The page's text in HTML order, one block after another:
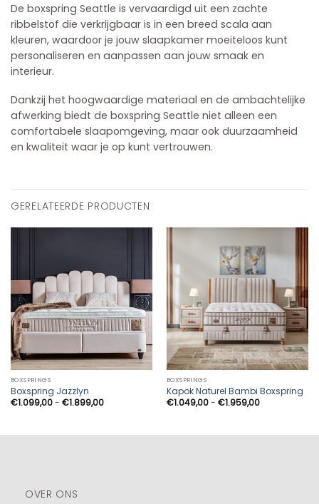
De boxspring Seattle is vervaardigd uit een zachte
ribbelstof die verkrijgbaar is in een breed scala aan
kleuren, waardoor je jouw slaapkamer moeiteloos kunt
personaliseren en aanpassen aan jouw smaak en
interieur.
Dankzij het hoogwaardige materiaal en de ambachtelijke
afwerking biedt de boxspring Seattle niet alleen een
comfortabele slaapomgeving, maar ook duurzaamheid
en kwaliteit waar je op kunt vertrouwen.
GERELATEERDE PRODUCTEN
BOXSPRINGS
Boxspring Jazzlyn
€1.099,00- €1.899,00Prijsklasse:
€1.099,00
BOXSPRINGS
Kapok Naturel Bambi Boxspring
€1.049,00- €1.959,00Prijsklasse:
€1.049,00
OVER ONS